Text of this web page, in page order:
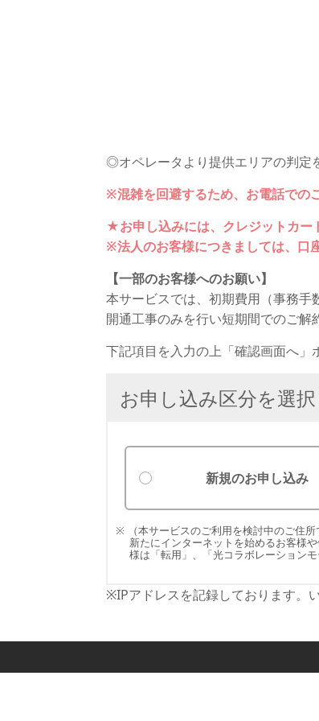
◎オペレータより提供エリアの判定
※混雑を回避するため、お電話での
★お申し込みには、クレジットカー
※法人のお客様につきましては、口
【一部のお客様へのお願い】
本サービスでは、初期費用（事務手
開通工事のみを行い短期間でのご解
下記項目を入力の上「確認画面へ」
お申し込み区分を選
新規のお申し込み
（本サービスのご利用を検討中のご住所
新たにインターネットを始めるお客様
様は「転用」、「光コラボレーション
※IPアドレスを記録しております。